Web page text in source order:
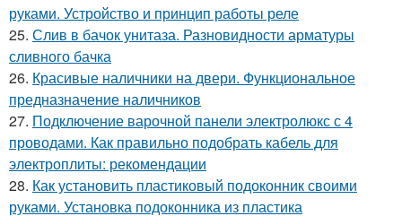
руками. Устройство и принцип работы реле
25. Слив в бачок унитаза. Разновидности арматуры
сливного бачка
26. Красивые наличники на двери. Функциональное
предназначение наличников
27. Подключение варочной панели электролюкс с 4
проводами. Как правильно подобрать кабель для
электроплиты: рекомендации
28. Как установить пластиковый подоконник своими
руками. Установка подоконника из пластика